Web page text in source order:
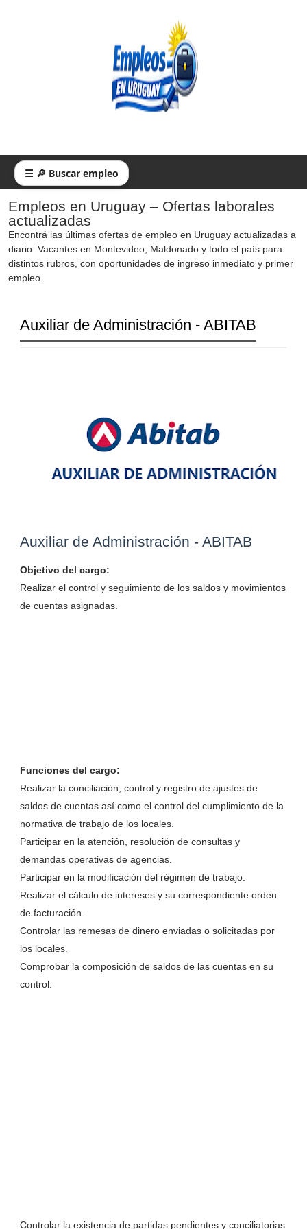
☰ 🔎 Buscar empleo
Empleos en Uruguay – Ofertas laborales
actualizadas
Encontrá las últimas ofertas de empleo en Uruguay actualizadas a
diario. Vacantes en Montevideo, Maldonado y todo el país para
distintos rubros, con oportunidades de ingreso inmediato y primer
empleo.
Auxiliar de Administración - ABITAB
Auxiliar de Administración - ABITAB
Objetivo del cargo:
Realizar el control y seguimiento de los saldos y movimientos
de cuentas asignadas.
Funciones del cargo:
Realizar la conciliación, control y registro de ajustes de
saldos de cuentas así como el control del cumplimiento de la
normativa de trabajo de los locales.
Participar en la atención, resolución de consultas y
demandas operativas de agencias.
Participar en la modificación del régimen de trabajo.
Realizar el cálculo de intereses y su correspondiente orden
de facturación.
Controlar las remesas de dinero enviadas o solicitadas por
los locales.
Comprobar la composición de saldos de las cuentas en su
control.
Controlar la existencia de partidas pendientes y conciliatorias